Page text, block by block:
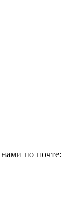
по почте: